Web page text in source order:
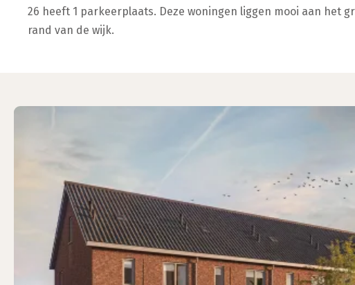
26 heeft 1 parkeerplaats. Deze woningen liggen mooi aan het
rand van de wijk.